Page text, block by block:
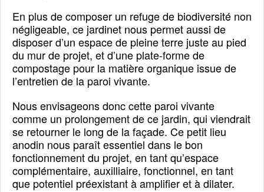
En plus de composer un refuge de biodiversité non
négligeable, ce jardinet nous permet aussi de
disposer d’un espace de pleine terre juste au pied
du mur de projet, et d’une plate-forme de
compostage pour la matière organique issue de
l’entretien de la paroi vivante.
Nous envisageons donc cette paroi vivante
comme un prolongement de ce jardin, qui viendrait
se retourner le long de la façade. Ce petit lieu
anodin nous paraît essentiel dans le bon
fonctionnement du projet, en tant qu’espace
complémentaire, auxilliaire, fonctionnel, en tant
que potentiel préexistant à amplifier et à dilater.